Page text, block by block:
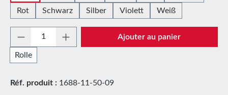
Rot Schwarz Silber Violett Weiß
Quantité de produit : Entrez la quantité
Rolle
Ajouter au panier
Réf. produit : 1688-11-50-09